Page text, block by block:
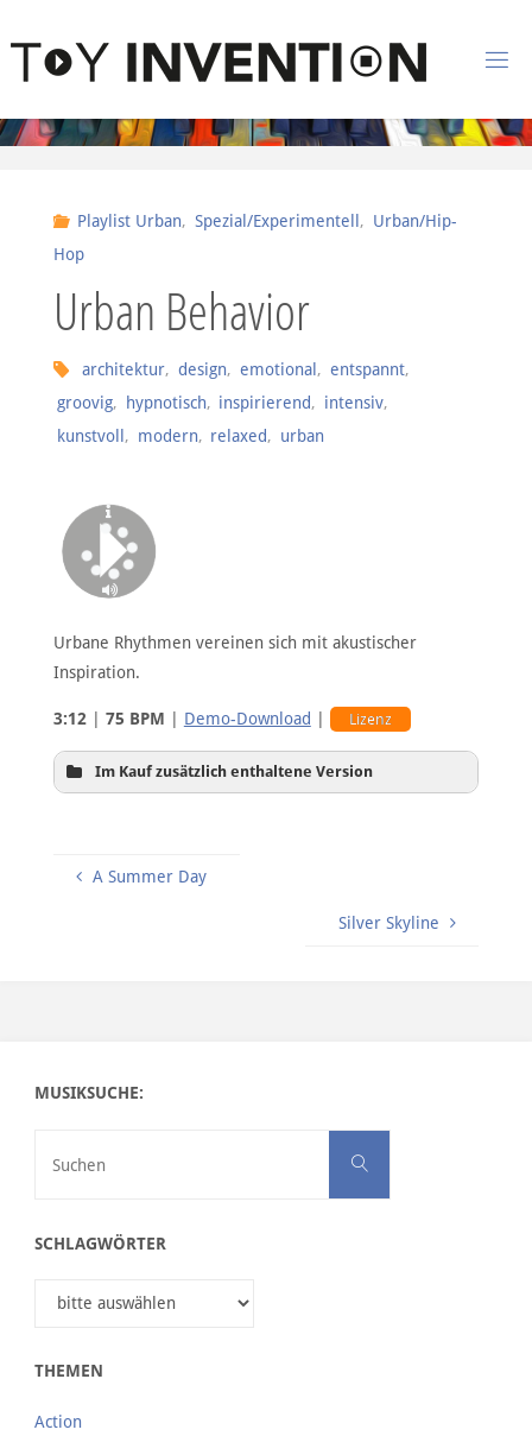
O
Y
N
Playlist Urban, Spezial/Experimentell , Urban/Hip-
Hop
Urban Behavior
architektur, design, emotional , entspannt,
groovig, hypnotisch, inspirierend, intensiv,
kunstvoll , modern, relaxed, urban
Urbane Rhythmen vereinen sich mit akustischer
Inspiration.
3:12| 75 BPM Demo-Download Lizenz
Im Kauf zusätzlich enthaltene Version
A Summer Day
Silver Skyline
MUSIKSUCHE:
Suchen
SCHLAGWÖRTER
THEMEN
Action